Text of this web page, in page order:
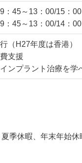
：45～13：00/15：
：45～13：00/14：
（H27年度は香港）
支援
ンプラント治療を学
季休暇、年末年始